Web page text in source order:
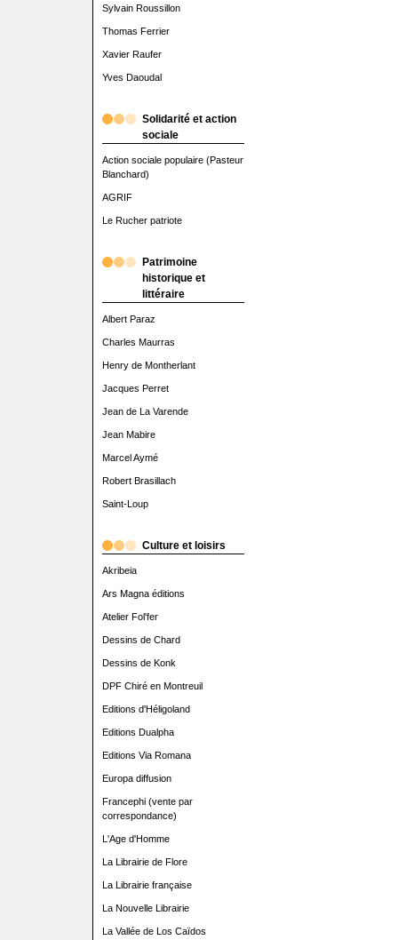
Sylvain Roussillon
Thomas Ferrier
Xavier Raufer
Yves Daoudal
Solidarité et action
sociale
Action sociale populaire (Pasteur
Blanchard)
AGRIF
Le Rucher patriote
Patrimoine
historique et
littéraire
Albert Paraz
Charles Maurras
Henry de Montherlant
Jacques Perret
Jean de La Varende
Jean Mabire
Marcel Aymé
Robert Brasillach
Saint-Loup
Culture et loisirs
Akribeia
Ars Magna éditions
Atelier Fol'fer
Dessins de Chard
Dessins de Konk
DPF Chiré en Montreuil
Editions d'Héligoland
Editions Dualpha
Editions Via Romana
Europa diffusion
Francephi (vente par
correspondance)
L'Age d'Homme
La Librairie de Flore
La Librairie française
La Nouvelle Librairie
La Vallée de Los Caïdos